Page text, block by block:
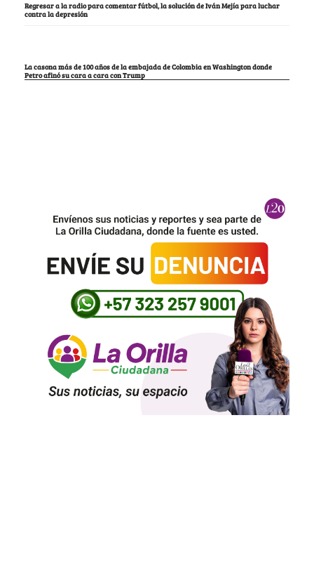
Regresar a la radio para comentar fútbol, la solución de Iván Mejía para luchar
contra la depresión
La casona más de 100 años de la embajada de Colombia en Washington donde
Petro afinó su cara a cara con Trump